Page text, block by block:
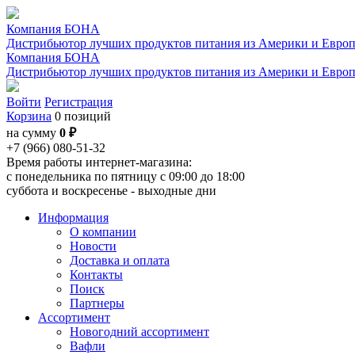
Компания БОНА
Дистрибьютор лучших продуктов питания из Америки и
Компания БОНА
Дистрибьютор лучших продуктов питания из Америки и
Войти Регистрация
Корзина 0 позиций
на сумму 0 ₽
+7 (966) 080-51-32
Время работы интернет-магазина:
с понедельника по пятницу с 09:00 до 18:00
суббота и воскресенье - выходные дни
Информация
О компании
Новости
Доставка и оплата
Контакты
Поиск
Партнеры
Ассортимент
Новогодний ассортимент
Вафли